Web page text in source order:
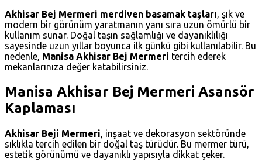
Akhisar Bej Mermeri merdiven basamak taşları, şık ve
modern bir görünüm yaratmanın yanı sıra uzun ömürlü bir
kullanım sunar. Doğal taşın sağlamlığı ve dayanıklılığı
sayesinde uzun yıllar boyunca ilk günkü gibi kullanılabilir. Bu
nedenle, Manisa Akhisar Bej Mermeri tercih ederek
mekanlarınıza değer katabilirsiniz.
Manisa Akhisar Bej Mermeri Asansör
Kaplaması
Akhisar Beji Mermeri , inşaat ve dekorasyon sektöründe
sıklıkla tercih edilen bir doğal taş türüdür. Bu mermer türü,
estetik görünümü ve dayanıklı yapısıyla dikkat çeker.